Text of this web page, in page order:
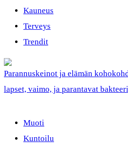
Kauneus
Terveys
Trendit
Parannuskeinot ja elämän
lapset, vaimo, ja parantavat
Muoti
Kuntoilu